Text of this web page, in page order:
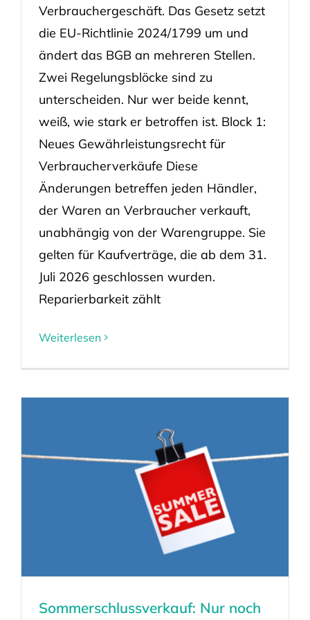
Verbrauchergeschäft. Das Gesetz setzt
die EU-Richtlinie 2024/1799 um und
ändert das BGB an mehreren Stellen.
Zwei Regelungsblöcke sind zu
unterscheiden. Nur wer beide kennt,
weiß, wie stark er betroffen ist. Block 1:
Neues Gewährleistungsrecht für
Verbraucherverkäufe Diese
Änderungen betreffen jeden Händler,
der Waren an Verbraucher verkauft,
unabhängig von der Warengruppe. Sie
gelten für Kaufverträge, die ab dem 31.
Juli 2026 geschlossen wurden.
Reparierbarkeit zählt
Weiterlesen
Sommerschlussverkauf: Nur noch